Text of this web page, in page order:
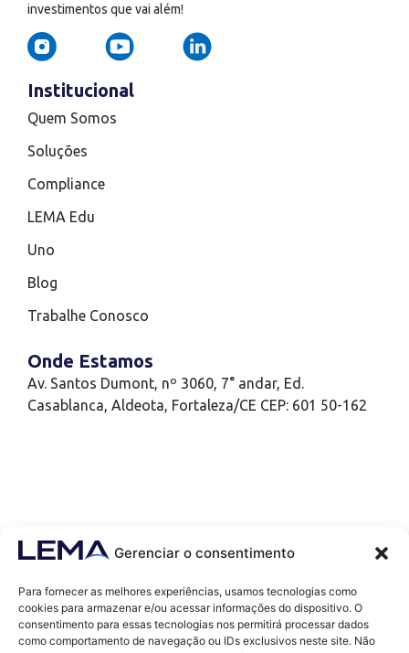
Gerenciar o consentimento
Para fornecer as melhores experiências, usamos tecnologias como
cookies para armazenar e/ou acessar informações do dispositivo. O
consentimento para essas tecnologias nos permitirá processar dados
como comportamento de navegação ou IDs exclusivos neste site. Não
investimentos que vai além!
Institucional
Quem Somos
Soluções
Compliance
LEMA Edu
Uno
Blog
Trabalhe Conosco
Onde Estamos
Av. Santos Dumont, nº 3060, 7° andar, Ed.
Casablanca, Aldeota, Fortaleza/CE CEP: 601 50-162
Contatos